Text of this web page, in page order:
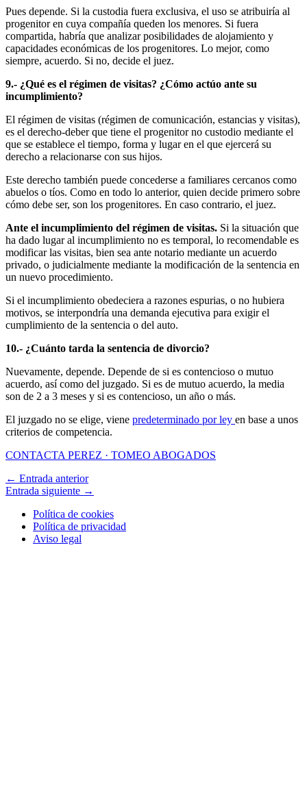
Pues depende. Si la custodia fuera exclusiva, el uso se atribuiría al
progenitor en cuya compañía queden los menores. Si fuera
compartida, habría que analizar posibilidades de alojamiento y
capacidades económicas de los progenitores. Lo mejor, como
siempre, acuerdo. Si no, decide el juez.
9.- ¿Qué es el régimen de visitas? ¿Cómo actúo ante su
incumplimiento?
El régimen de visitas (régimen de comunicación, estancias y visitas),
es el derecho-deber que tiene el progenitor no custodio mediante el
que se establece el tiempo, forma y lugar en el que ejercerá su
derecho a relacionarse con sus hijos.
Este derecho también puede concederse a familiares cercanos como
abuelos o tíos. Como en todo lo anterior, quien decide primero sobre
cómo debe ser, son los progenitores. En caso contrario, el juez.
Ante el incumplimiento del régimen de visitas. Si la situación que
ha dado lugar al incumplimiento no es temporal, lo recomendable es
modificar las visitas, bien sea ante notario mediante un acuerdo
privado, o judicialmente mediante la modificación de la sentencia en
un nuevo procedimiento.
Si el incumplimiento obedeciera a razones espurias, o no hubiera
motivos, se interpondría una demanda ejecutiva para exigir el
cumplimiento de la sentencia o del auto.
10.- ¿Cuánto tarda la sentencia de divorcio?
Nuevamente, depende. Depende de si es contencioso o mutuo
acuerdo, así como del juzgado. Si es de mutuo acuerdo, la media
son de 2 a 3 meses y si es contencioso, un año o más.
El juzgado no se elige, viene predeterminado por ley en base a unos
criterios de competencia.
CONTACTA PEREZ · TOMEO ABOGADOS
← Entrada anterior
Entrada siguiente →
Política de cookies
Política de privacidad
Aviso legal